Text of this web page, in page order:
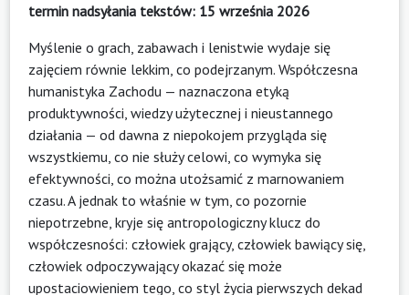
termin nadsyłania tekstów: 15 września 2026
Myślenie o grach, zabawach i lenistwie wydaje się
zajęciem równie lekkim, co podejrzanym. Współczesna
humanistyka Zachodu — naznaczona etyką
produktywności, wiedzy użytecznej i nieustannego
działania — od dawna z niepokojem przygląda się
wszystkiemu, co nie służy celowi, co wymyka się
efektywności, co można utożsamić z marnowaniem
czasu. A jednak to właśnie w tym, co pozornie
niepotrzebne, kryje się antropologiczny klucz do
współczesności: człowiek grający, człowiek bawiący się,
człowiek odpoczywający okazać się może
upostaciowieniem tego, co styl życia pierwszych dekad